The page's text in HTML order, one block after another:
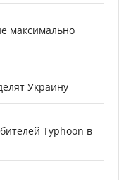
максимально
Украину
Typhoon в